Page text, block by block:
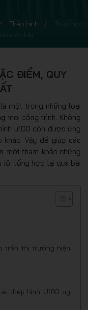
Thép hình
ĐIỂM, QUY
một trong những loại
mọi công trình. Không
u100 còn được ứng
khác. Vậy để giúp các
mời tham khảo những
tổng hợp lại qua bài
trên thị trường hiện
thép hình U100 uy